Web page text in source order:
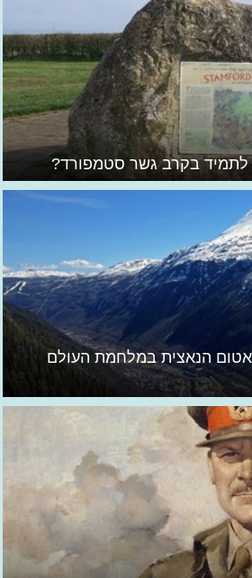
לתמיד בקרב גשר סטמפורד?
הנאצית במלחמת העולם